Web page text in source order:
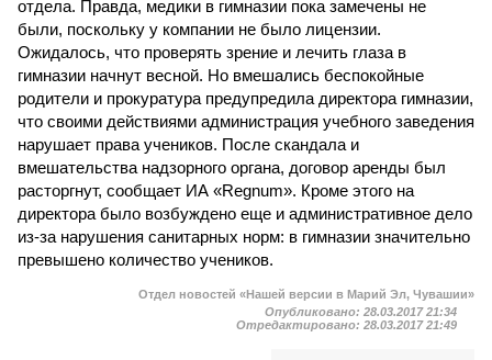
отдела. Правда, медики в гимназии пока замечены не
были, поскольку у компании не было лицензии.
Ожидалось, что проверять зрение и лечить глаза в
гимназии начнут весной. Но вмешались беспокойные
родители и прокуратура предупредила директора гимназии,
что своими действиями администрация учебного заведения
нарушает права учеников. После скандала и
вмешательства надзорного органа, договор аренды был
расторгнут, сообщает ИА «Regnum». Кроме этого на
директора было возбуждено еще и административное дело
из-за нарушения санитарных норм: в гимназии значительно
превышено количество учеников.
Отдел новостей «Нашей версии в Марий Эл, Чувашии»
Опубликовано: 28.03.2017 21:34
Отредактировано: 28.03.2017 21:49